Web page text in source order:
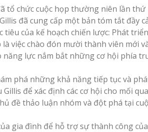
tổ chức cuộc họp thường niên lần
đã cung cấp một bản tóm tắt đầy
của kế hoạch chiến lược: Phát
việc chào đón mười thành viên mới
lực nắm bắt những cơ hội phía
phá những khả năng tiếp tục và
để xác định các cơ hội cho mối
đề thảo luận nhóm và đột phá tại
gia đình để hỗ trợ sự thành công